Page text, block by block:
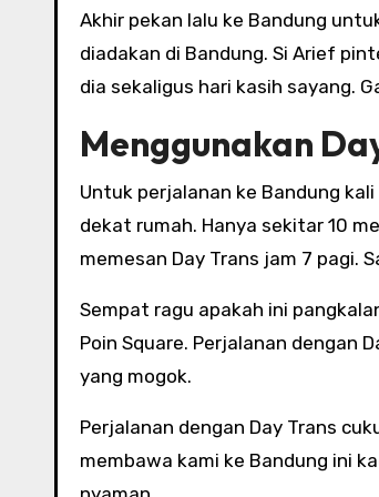
Akhir pekan lalu ke Bandung
diadakan di Bandung. Si Arief
dia sekaligus hari kasih sayang.
Menggunakan
Untuk perjalanan ke Bandung
dekat rumah. Hanya sekitar 10
memesan Day Trans jam 7 pagi.
Sempat ragu apakah ini
Poin Square. Perjalanan dengan
yang mogok.
Perjalanan dengan Day Trans
membawa kami ke Bandung ini